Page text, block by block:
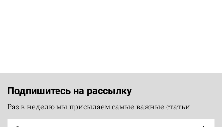
Подпишитесь на рассылку
Раз в неделю мы присылаем самые важные статьи